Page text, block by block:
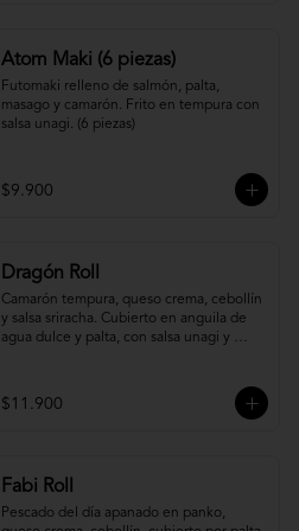
Atom Maki (6 piezas)
Futomaki relleno de salmón, palta,
masago y camarón. Frito en tempura con
salsa unagi. (6 piezas)
$9.900
Dragón Roll
Camarón tempura, queso crema, cebollín
y salsa sriracha. Cubierto en anguila de
agua dulce y palta, con salsa unagi y
$11.900
Fabi Roll
Pescado del día apanado en panko,